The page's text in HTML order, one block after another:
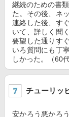
継続のための書
た。その後、ネ
連絡した後、す
いて、詳しく聞
要望した通りす
いろ質問にも丁
しかった。（60
チューリッ
安かろう悪かろ